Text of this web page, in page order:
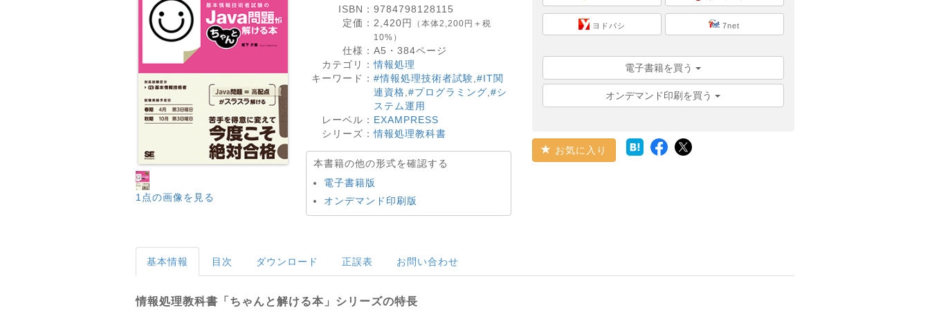
1点の画像を見る
ISBN： 9784798128115
定価： 2,420円
（本体2,200円＋税
10%）
仕様： A5・ 384ページ
カテゴリ：情報処理
キーワード： #情報処理技術者試験 #IT関
連資格 #プログラミング #シ
ステム運用
レーベル： EXAMPRESS
シリーズ：情報処理教科書
本書籍の他の形式を確認する
電子書籍版
オンデマンド印刷版
ヨドバシ 7net
電子書籍を買う
オンデマンド印刷を買う
お気に入り
基本情報 目次 ダウンロード 正誤表 お問い合わせ
情報処理教科書「ちゃんと解ける本」シリーズの特長